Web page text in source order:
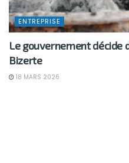
ENTREPRISE
Le gouvernement décide
Bizerte
18 MARS 2026